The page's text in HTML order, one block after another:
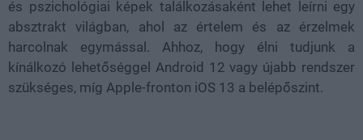
és pszichológiai képek találkozásaként lehet leírni egy
absztrakt világban, ahol az értelem és az érzelmek
harcolnak egymással. Ahhoz, hogy élni tudjunk a
kínálkozó lehetőséggel Android 12 vagy újabb rendszer
szükséges, míg Apple-fronton iOS 13 a belépőszint.